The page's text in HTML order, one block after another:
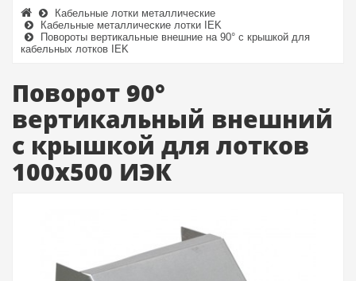
Кабельные лотки металлические
Кабельные металлические лотки IEK
Повороты вертикальные внешние на 90° с крышкой для
кабельных лотков IEK
Поворот 90°
вертикальный внешний
с крышкой для лотков
100х500 ИЭК